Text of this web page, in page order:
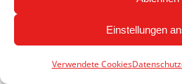
Einstellungen
Verwendete Cookies